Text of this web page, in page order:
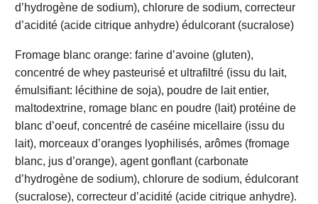
d’hydrogène de sodium), chlorure de sodium, correcteur
d’acidité (acide citrique anhydre) édulcorant (sucralose)
Fromage blanc orange: farine d’avoine (gluten),
concentré de whey pasteurisé et ultrafiltré (issu du lait,
émulsifiant: lécithine de soja), poudre de lait entier,
maltodextrine, romage blanc en poudre (lait) protéine de
blanc d’oeuf, concentré de caséine micellaire (issu du
lait), morceaux d’oranges lyophilisés, arômes (fromage
blanc, jus d’orange), agent gonflant (carbonate
d’hydrogène de sodium), chlorure de sodium, édulcorant
(sucralose), correcteur d’acidité (acide citrique anhydre).